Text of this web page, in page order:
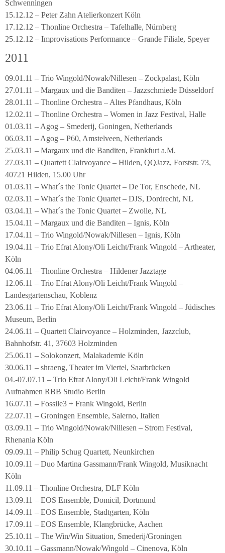
Schwenningen
15.12.12 – Peter Zahn Atelierkonzert Köln
17.12.12 – Thonline Orchestra – Tafelhalle, Nürnberg
25.12.12 – Improvisations Performance – Grande Filiale, Speyer
2011
09.01.11 – Trio Wingold/Nowak/Nillesen – Zockpalast, Köln
27.01.11 – Margaux und die Banditen – Jazzschmiede Düsseldorf
28.01.11 – Thonline Orchestra – Altes Pfandhaus, Köln
12.02.11 – Thonline Orchestra – Women in Jazz Festival, Halle
01.03.11 – Agog – Smederij, Goningen, Netherlands
06.03.11 – Agog – P60, Amstelveen, Netherlands
25.03.11 – Margaux und die Banditen, Frankfurt a.M.
27.03.11 – Quartett Clairvoyance – Hilden, QQJazz, Forststr. 73,
40721 Hilden, 15.00 Uhr
01.03.11 – What´s the Tonic Quartet – De Tor, Enschede, NL
02.03.11 – What´s the Tonic Quartet – DJS, Dordrecht, NL
03.04.11 – What´s the Tonic Quartet – Zwolle, NL
15.04.11 – Margaux und die Banditen – Ignis, Köln
17.04.11 – Trio Wingold/Nowak/Nillesen – Ignis, Köln
19.04.11 – Trio Efrat Alony/Oli Leicht/Frank Wingold – Artheater,
Köln
04.06.11 – Thonline Orchestra – Hildener Jazztage
12.06.11 – Trio Efrat Alony/Oli Leicht/Frank Wingold –
Landesgartenschau, Koblenz
23.06.11 – Trio Efrat Alony/Oli Leicht/Frank Wingold – Jüdisches
Museum, Berlin
24.06.11 – Quartett Clairvoyance – Holzminden, Jazzclub,
Bahnhofstr. 41, 37603 Holzminden
25.06.11 – Solokonzert, Malakademie Köln
30.06.11 – shraeng, Theater im Viertel, Saarbrücken
04.-07.07.11 – Trio Efrat Alony/Oli Leicht/Frank Wingold
Aufnahmen RBB Studio Berlin
16.07.11 – Fossile3 + Frank Wingold, Berlin
22.07.11 – Groningen Ensemble, Salerno, Italien
03.09.11 – Trio Wingold/Nowak/Nillesen – Strom Festival,
Rhenania Köln
09.09.11 – Philip Schug Quartett, Neunkirchen
10.09.11 – Duo Martina Gassmann/Frank Wingold, Musiknacht
Köln
11.09.11 – Thonline Orchestra, DLF Köln
13.09.11 – EOS Ensemble, Domicil, Dortmund
14.09.11 – EOS Ensemble, Stadtgarten, Köln
17.09.11 – EOS Ensemble, Klangbrücke, Aachen
25.10.11 – The Win/Win Situation, Smederij/Groningen
30.10.11 – Gassmann/Nowak/Wingold – Cinenova, Köln